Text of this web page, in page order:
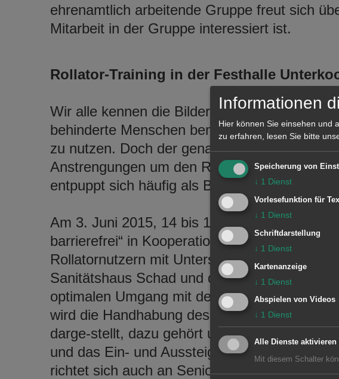
ehrenamtlich arbeitende Gruppe freut sich
Mitarbeit in der Gruppe interessiert ist.
Rollator-Training in der Festhalle
Wir alle kennen die Bilder aus dem Alltag, in
behinderte Menschen bemühen, den
zu nutzen. Doch der genaue Blick zeigt uns
Anstrengungen um den Rollator. Was
entpuppt sich häufig als Belastung.
Am 3. Juni 2015, 14 bis 17 Uhr, möchte die
barrierefrei“ in Kooperation mit dem Stadt-
Rollatornutzern mit Unterstützung der
Sanitätshaus Schad und dem
optimalen Umgang mit dem Rollator zeigen.
wird die Handhabung des Rollators aus ganz
darge-stellt, dazu gehört unter anderem die
und das Ein- und Aussteigen in öffentliche
richtet sich auch an Senioren, die noch
Informationen
Hier können Sie einsehen und
zu erfahren, lesen Sie bitte
Speicherung von
↓ 1 Dienst
Vorlesefunktion für
↓ 1 Dienst
Schriftdarstellung
↓ 1 Dienst
Kartenanzeige
↓ 1 Dienst
Abspielen von Videos
↓ 1 Dienst
Alle Dienste
Mit diesem Schalter